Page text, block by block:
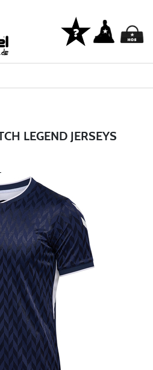
LEGEND JERSEYS